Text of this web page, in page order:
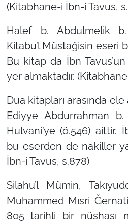
(Kitabhane-i İbn-i Tavus,
Halef b. Abdulmelik b.
Kitabu’l Müstağisin eseri
Bu kitap da İbn Tavus’un
yer almaktadır.
Dua kitapları arasında ele
Ediyye Abdurrahman
Hulvani’ye (ö.546) aittir.
bu eserden de nakiller
İbn-i Tavus, s.878)
Silahu’l Mümin,
Muhammed Mısri
805 tarihli bir nüshası